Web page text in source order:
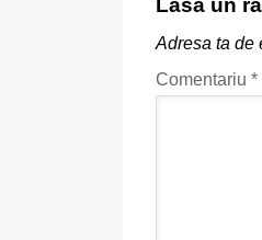
Adresa ta de
Comentariu *